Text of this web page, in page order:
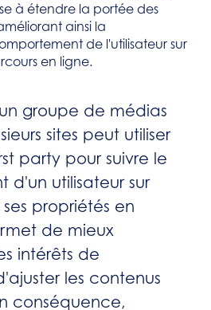
à étendre la portée des
ainsi la
de l'utilisateur sur
en ligne.
groupe de médias
sites peut utiliser
party pour suivre le
d'un utilisateur sur
propriétés en
de mieux
intérêts de
les contenus
conséquence,